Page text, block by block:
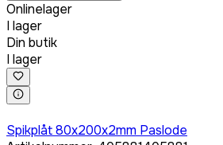
Onlinelager
I lager
Din butik
I lager
Spikplåt 80x200x2mm Paslode